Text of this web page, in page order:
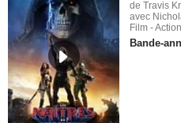
de Travis
avec
Film - Action
Bande-